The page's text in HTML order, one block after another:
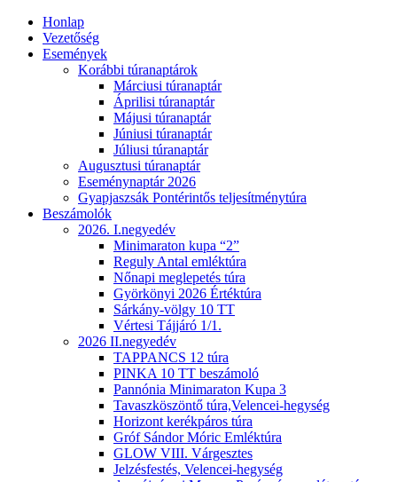
Honlap
Vezetőség
Események
Korábbi túranaptárok
Márciusi túranaptár
Áprilisi túranaptár
Májusi túranaptár
Júniusi túranaptár
Júliusi túranaptár
Augusztusi túranaptár
Eseménynaptár 2026
Gyapjaszsák Pontérintős teljesítménytúra
Beszámolók
2026. I.negyedév
Minimaraton kupa “2”
Reguly Antal emléktúra
Nőnapi meglepetés túra
Györkönyi 2026 Értéktúra
Sárkány-völgy 10 TT
Vértesi Tájjáró 1/1.
2026 II.negyedév
TAPPANCS 12 túra
PINKA 10 TT beszámoló
Pannónia Minimaraton Kupa 3
Tavaszköszöntő túra,Velencei-hegység
Horizont kerékpáros túra
Gróf Sándor Móric Emléktúra
GLOW VIII. Várgesztes
Jelzésfestés, Velencei-hegység